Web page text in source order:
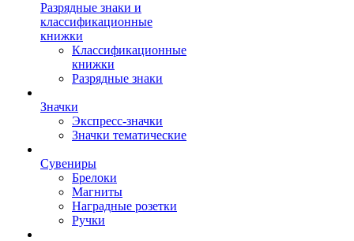
Разрядные знаки и
классификационные
книжки
Классификационные
книжки
Разрядные знаки
Значки
Экспресс-значки
Значки тематические
Сувениры
Брелоки
Магниты
Наградные розетки
Ручки